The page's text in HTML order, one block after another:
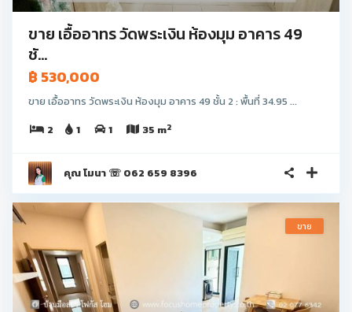
ขาย เอื้ออาทร วัดพระเงิน ห้องมุม อาคาร 49
ชั...
฿ 530,000
ขาย เอื้ออาทร วัดพระเงิน ห้องมุม อาคาร 49 ชั้น 2 : พื้นที่ 34.95 ...
2
1 1 35 m2
คุณ โมนา ☏ 062 659 8396
ขาย